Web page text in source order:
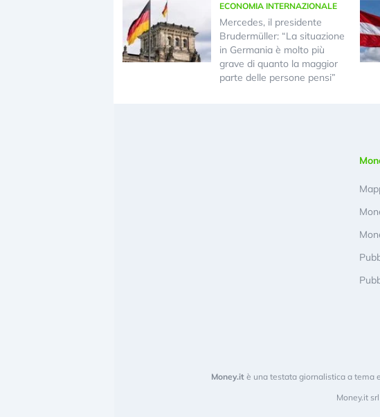
ECONOMIA INTERNAZIONALE
Mercedes, il presidente
Brudermüller: “La situazione
in Germania è molto più
grave di quanto la maggior
parte delle persone pensi”
Money.it è una testata giornalistica a tema
Money.it